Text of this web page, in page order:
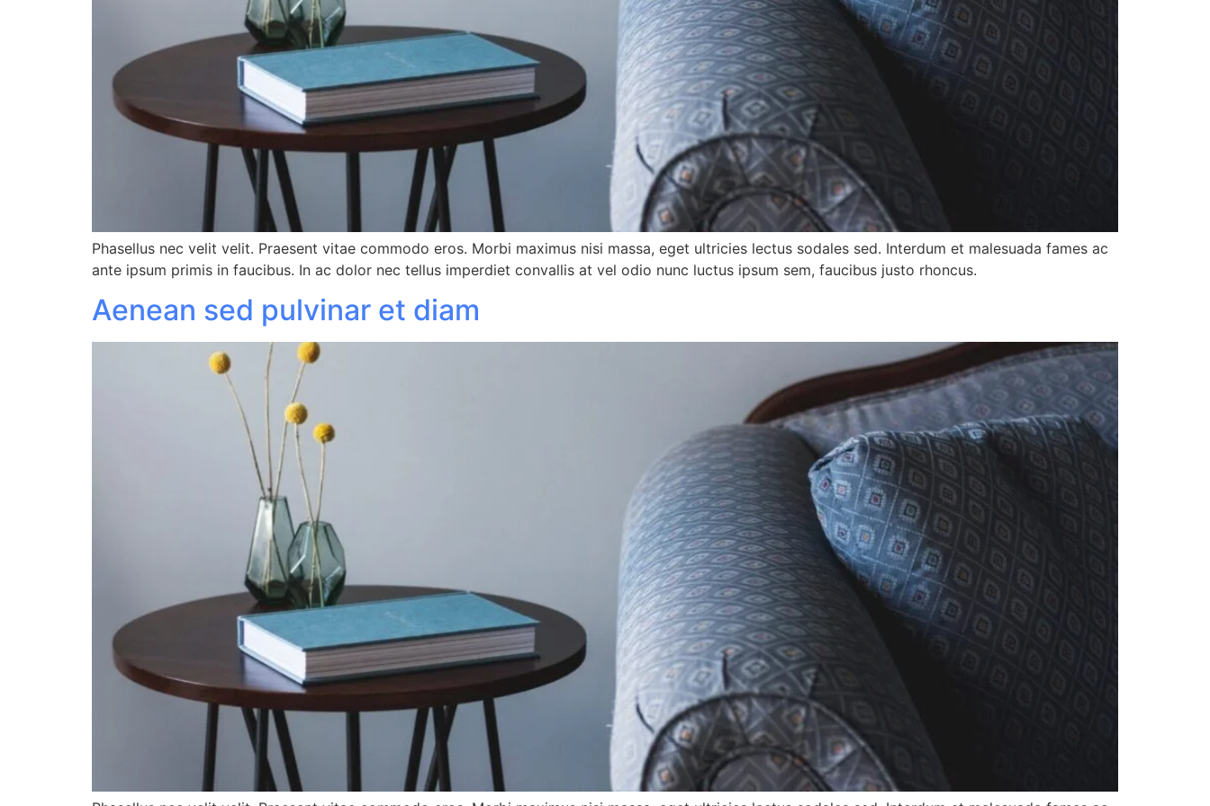
Phasellus nec velit velit. Praesent vitae commodo eros. Morbi maximus nisi massa, eget ultricies lectus sodales sed. Interdum et malesuada fames ac
ante ipsum primis in faucibus. In ac dolor nec tellus imperdiet convallis at vel odio nunc luctus ipsum sem, faucibus justo rhoncus.
Aenean sed pulvinar et diam